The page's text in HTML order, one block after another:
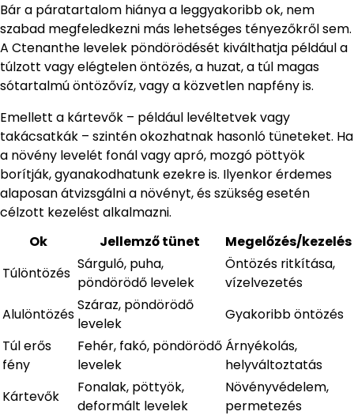
Bár a páratartalom hiánya a leggyakoribb ok, nem
szabad megfeledkezni más lehetséges tényezőkről sem.
A Ctenanthe levelek pöndörödését kiválthatja például a
túlzott vagy elégtelen öntözés, a huzat, a túl magas
sótartalmú öntözővíz, vagy a közvetlen napfény is.
Emellett a kártevők – például levéltetvek vagy
takácsatkák – szintén okozhatnak hasonló tüneteket. Ha
a növény levelét fonál vagy apró, mozgó pöttyök
borítják, gyanakodhatunk ezekre is. Ilyenkor érdemes
alaposan átvizsgálni a növényt, és szükség esetén
célzott kezelést alkalmazni.
Ok
Jellemző tünet
Megelőzés/kezelés
Túlöntözés
Sárguló, puha,
pöndörödő levelek
Öntözés ritkítása,
vízelvezetés
Alulöntözés
Száraz, pöndörödő
levelek
Gyakoribb öntözés
Túl erős
fény
Fehér, fakó, pöndörödő
levelek
Árnyékolás,
helyváltoztatás
Kártevők
Fonalak, pöttyök,
deformált levelek
Növényvédelem,
permetezés